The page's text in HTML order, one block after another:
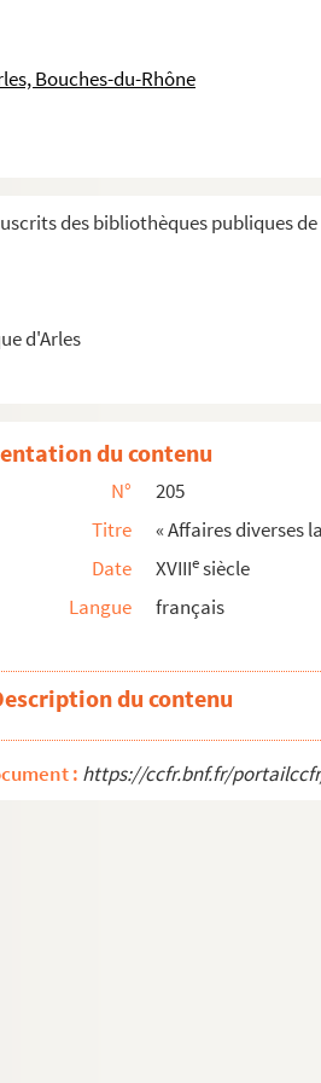
Bouches-du-Rhône
des bibliothèques publiques
d'Arles
de Provence, par M
de Provence »
de la noblesse du pays, la différence
papiers de Joseph Vallière, secrétaire...
marquis de Janson, mareschal de
d'Aix »
de la Garde, le 20, 21 et 22
avec le Père Girard, précis...
du roy d'Espagne. 1735 »
mars 1735 »
que l'ambassadeur turc porte au
Rosette, par la Méditerranée, et de là au...
maison »
énigmes, et les vers du prieur de S
Guyon. 23 décembre 1774
des meubles et effets de l'hoirie de f...
sur la ville de Beaucaire, imprimées
d'Eyguières »
regardent la ville de Marseille »
le 17 du mois de septembre 1744 et l...
Rhône), recueillis dans les papiers de M.
la formation des marais voisins de cett...
du contenu
N°
205
Titre
« Affaires diverses
Date
XVIIIesiècle
Langue
français
du contenu
: https://ccfr.bnf.fr/